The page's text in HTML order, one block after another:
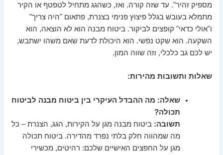
מספיק זהיר". עד שזה קורה. ואז, כשהגג מתחיל לטפטף או הקיר
מתמלא בעובש בגלל פיצוץ פנימי בצנרת, פתאום "היה צריך"
ו"אולי כדאי" קופצים לביקור. ביטוח מבנה הוא לא הוצאה, הוא
השקעה. הוא שקט נפשי. הוא היכולת לדעת שאם משהו ישתבש,
יש לכם גב כלכלי, וזה שווה המון.
שאלות ותשובות מהירות:
שאלה: מה ההבדל העיקרי בין ביטוח מבנה לביטוח
תכולה?
תשובה: ביטוח מבנה מגן על הקירות, הגג, הצנרת – כל
מה שמהווה חלק בלתי נפרד מהדירה. ביטוח תכולה
מגן על החפצים האישיים שלכם: רהיטים, מכשירי